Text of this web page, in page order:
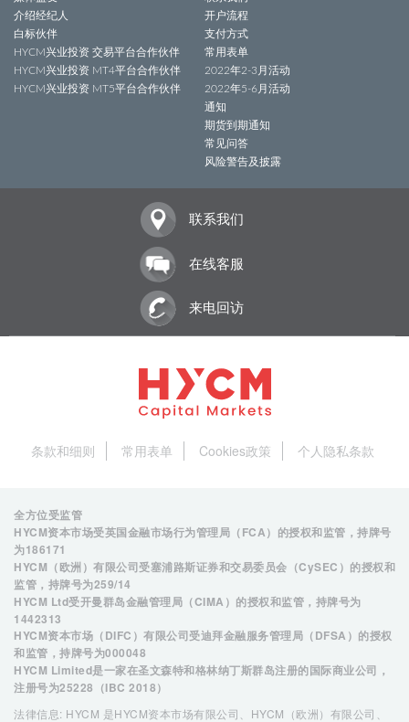
介绍经纪人
白标伙伴
HYCM兴业投资 交易平台合作伙伴
HYCM兴业投资 MT4平台合作伙伴
HYCM兴业投资 MT5平台合作伙伴
开户流程
支付方式
常用表单
2022年2-3月活动
2022年5-6月活动
通知
期货到期通知
常见问答
风险警告及披露
联系我们
在线客服
来电回访
条款和细则 常用表单 Cookies政策 个人隐私条款
全方位受监管
HYCM资本市场受英国金融市场行为管理局（FCA）的授权和监管，持牌号
为186171
HYCM（欧洲）有限公司受塞浦路斯证券和交易委员会（CySEC）的授权和
监管，持牌号为259/14
HYCM Ltd受开曼群岛金融管理局（CIMA）的授权和监管，持牌号为
1442313
HYCM资本市场（DIFC）有限公司受迪拜金融服务管理局（DFSA）的授权
和监管，持牌号为000048
HYCM Limited是一家在圣文森特和格林纳丁斯群岛注册的国际商业公司，
注册号为25228（IBC 2018）
法律信息: HYCM 是HYCM资本市场有限公司、HYCM（欧洲）有限公司、